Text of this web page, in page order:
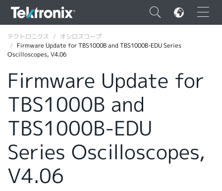
×
ENGLISH
DEUTSCH
VIỆT NAM
简体中文
テクトロニクス
オシロスコープ
Firmware Update for TBS1000B and TBS1000B-EDU Series
Oscilloscopes, V4.06
Firmware Update for
TBS1000B and
TBS1000B-EDU
Series Oscilloscopes,
V4.06